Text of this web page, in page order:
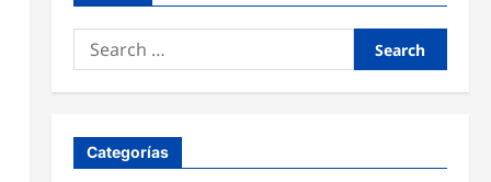
Search
for:
Categorías